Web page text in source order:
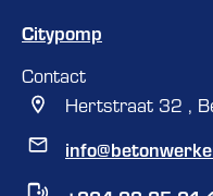
Citypomp
Contact
Hertstraat 32 ,